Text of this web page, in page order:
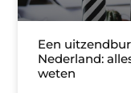
Een
Nederland:
weten